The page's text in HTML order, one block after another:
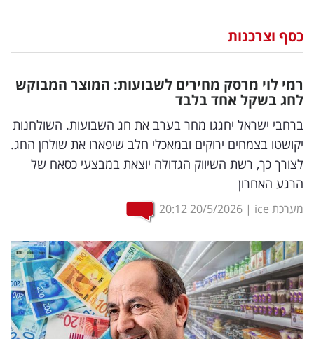
וצרכנות
דיגיטל
וטק
שיווק
ופרסום
משפט
מדדים
ומחקרים
דעות
רכילות
כסף וצרכנות
רמי לוי מרסק מחירים לשבועות: המוצר המבוקש
לחג בשקל אחד בלבד
ברחבי ישראל יחגגו מחר בערב את חג השבועות. השולחנות
יקושטו בצמחים ירוקים ובמאכלי חלב שיפארו את שולחן החג.
לצורך כך, רשת השיווק הגדולה יוצאת במבצעי כסאח של
הרגע האחרון
מערכת ice |
20/5/2026
20:12